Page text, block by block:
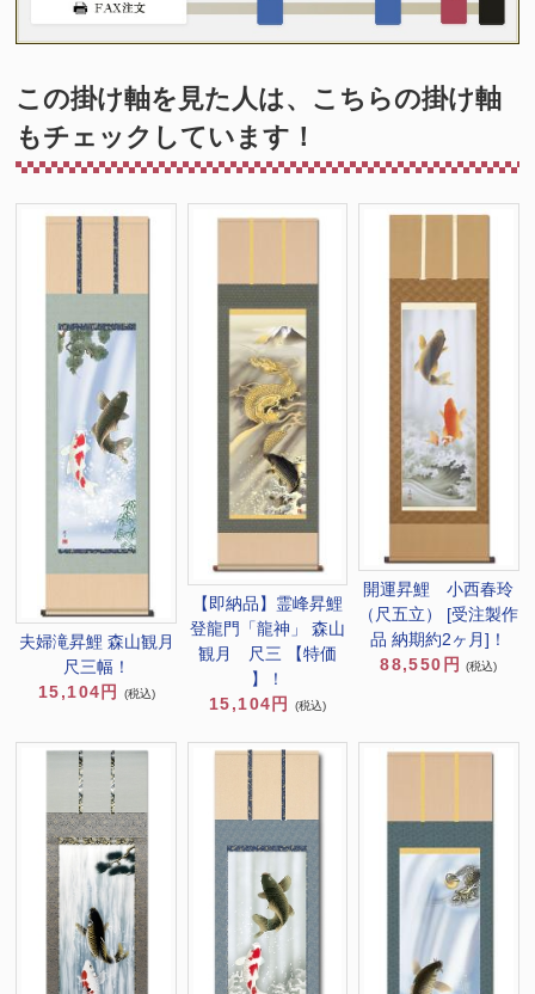
この掛け軸を見た人は、こちらの掛け軸
もチェックしています！
夫婦滝昇鯉 森山観月
尺三幅！
15,104円
(税込)
【即納品】霊峰昇鯉
登龍門「龍神」 森山
観月 尺三 【特価
】！
15,104円
(税込)
開運昇鯉 小西春玲
（尺五立） [受注製作
品 納期約2ヶ月]！
88,550円
(税込)